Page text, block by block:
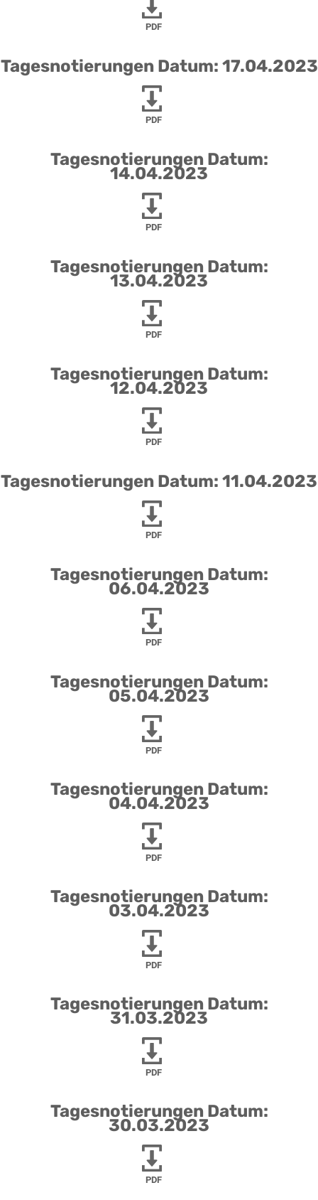
PDF
Tagesnotierungen Datum: 17.04.2023
PDF
Tagesnotierungen Datum:
14.04.2023
PDF
Tagesnotierungen Datum:
13.04.2023
PDF
Tagesnotierungen Datum:
12.04.2023
PDF
Tagesnotierungen Datum: 11.04.2023
PDF
Tagesnotierungen Datum:
06.04.2023
PDF
Tagesnotierungen Datum:
05.04.2023
PDF
Tagesnotierungen Datum:
04.04.2023
PDF
Tagesnotierungen Datum:
03.04.2023
PDF
Tagesnotierungen Datum:
31.03.2023
PDF
Tagesnotierungen Datum:
30.03.2023
PDF